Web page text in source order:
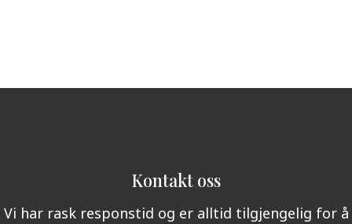
Kontakt oss
Vi har rask responstid og er alltid tilgjengelig for å